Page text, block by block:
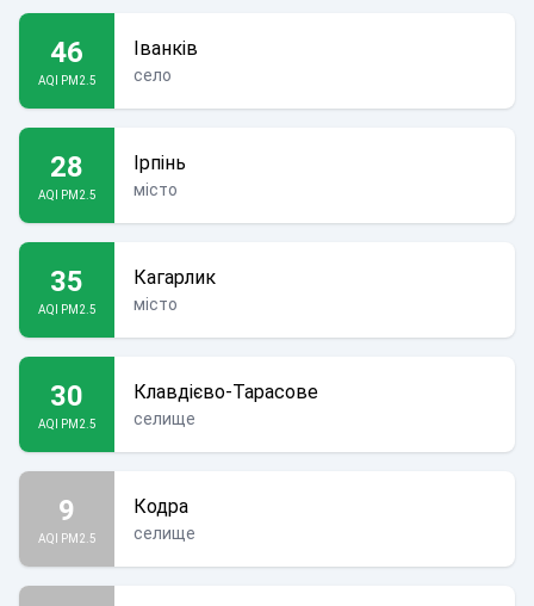
46
AQI PM2.5
Іванків
село
28
AQI PM2.5
Ірпінь
місто
35
AQI PM2.5
Кагарлик
місто
30
AQI PM2.5
Клавдієво-Тарасове
селище
9
AQI PM2.5
Кодра
селище